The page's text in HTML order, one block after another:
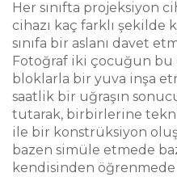
Her sınıfta projeksiyon
cihazı kaç farklı şekilde
sınıfa bir aslanı davet
Fotoğraf iki çocuğun
bloklarla bir yuva inşa
saatlik bir uğraşın
tutarak, birbirlerine
ile bir konstrüksiyon
bazen simüle etmede
kendisinden